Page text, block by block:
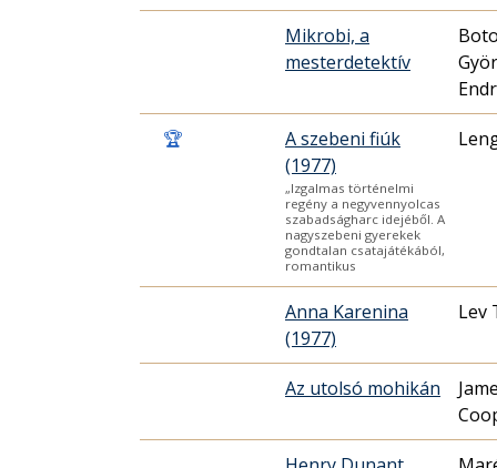
Mikrobi, a
mesterdetektív
🏆
A szebeni fiúk
(1977)
„Izgalmas történelmi
regény a negyvennyolcas
szabadságharc idejéből. A
nagyszebeni gyerekek
gondtalan csatajátékából,
romantikus
Anna Karenina
(1977)
Lev
Az utolsó mohikán